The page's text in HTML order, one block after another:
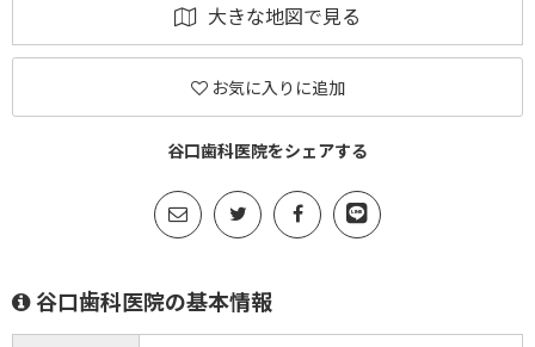
大きな地図で見る
お気に入りに追加
谷口歯科医院をシェアする
谷口歯科医院の基本情報